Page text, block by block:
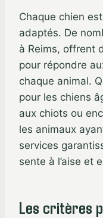
Chaque chien
adaptés. De
à Reims, offrent
pour répondre
chaque animal.
pour les chiens
aux chiots ou
les animaux
services
sente à l’aise et
Les critères